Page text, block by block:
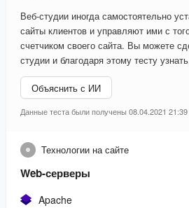
Веб-студии иногда самостоятельно
сайты клиентов и управляют ими с
счетчиком своего сайта. Вы можете
студии и благодаря этому тесту
Объяснить с ИИ
Данные теста были получены 08.04.2021 21:39
Технологии на сайте
Web-серверы
Apache